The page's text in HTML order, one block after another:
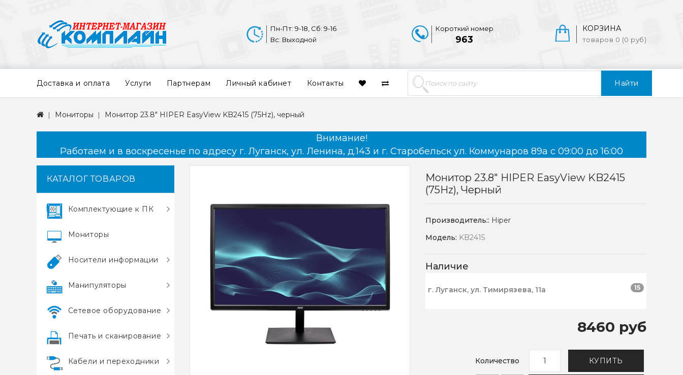
Найти
КОРЗИНА
товаров 0 (0 руб)
Короткий номер
963
Пн-Пт: 9-18, Сб: 9-16
Вс: Выходной
Доставка и оплата Услуги Партнерам Личный кабинет Контакты
Мониторы Монитор 23.8" HIPER EasyView KB2415 (75Hz), черный
Внимание!
Работаем и в воскресенье по адресу г. Луганск, ул. Ленина, д.143 и г. Старобельск ул. Коммунаров 89а с 09:00 до 16:00
КАТАЛОГ ТОВАРОВ
Комплектующие к ПК
Мониторы
Носители информации
Манипуляторы
Сетевое оборудование
Печать и сканирование
Кабели и переходники
Монитор 23.8" HIPER EasyView KB2415
(75Hz), Черный
Производитель:: Hiper
Модель: KB2415
Наличие
г. Луганск, ул. Тимирязева, 11а 15
8460 руб
Количество КУПИТЬ